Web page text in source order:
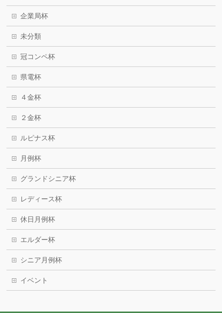
企業局杯
未分類
冠コンペ杯
県電杯
４金杯
２金杯
ルピナス杯
月例杯
グランドシニア杯
レディース杯
休日月例杯
エルダー杯
シニア月例杯
イベント